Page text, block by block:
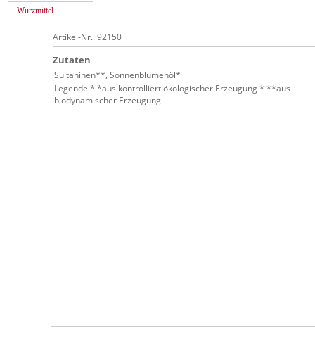
Würzmittel
Artikel-Nr.: 92150
Zutaten
Sultaninen**, Sonnenblumenöl*
Legende * *aus kontrolliert ökologischer Erzeugung * **aus
biodynamischer Erzeugung